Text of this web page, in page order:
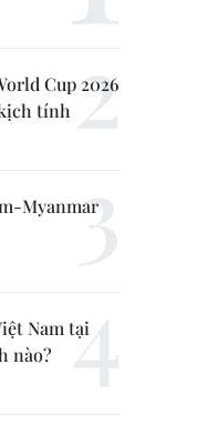
Cup 2026
tính
Myanmar
Nam tại
nào?